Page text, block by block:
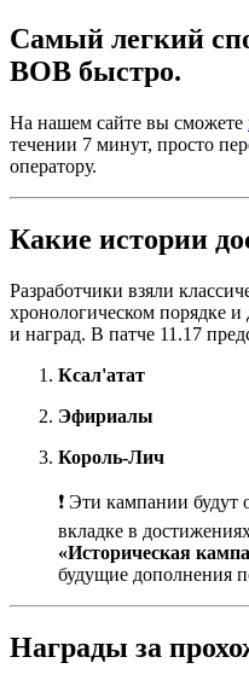
Самый легкий
ВОВ быстро.
На нашем сайте вы сможете
течении 7 минут, просто
оператору.
Какие истории
Разработчики взяли
хронологическом порядке
и наград. В патче 11.17
Ксал'атат
Эфириалы
Король-Лич
❗ Эти кампании
вкладке в
«Историческая
будущие дополнения
Награды за